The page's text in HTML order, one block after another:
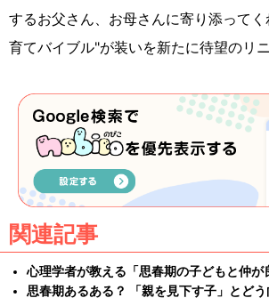
するお父さん、お母さんに寄り添って
育てバイブル"が装いを新たに待望のリ
関連記事
心理学者が教える「思春期の子どもと仲が
思春期あるある？ 「親を見下す子」とど